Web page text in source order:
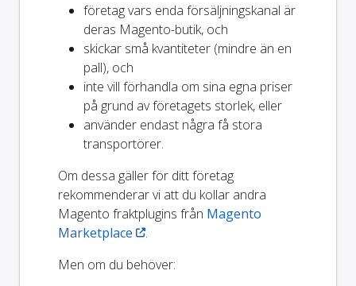
företag vars enda försäljningskanal är
deras Magento-butik, och
skickar små kvantiteter (mindre än en
pall), och
inte vill förhandla om sina egna priser
på grund av företagets storlek, eller
använder endast några få stora
transportörer.
Om dessa gäller för ditt företag
rekommenderar vi att du kollar andra
Magento fraktplugins från Magento
Marketplace
.
Men om du behöver: